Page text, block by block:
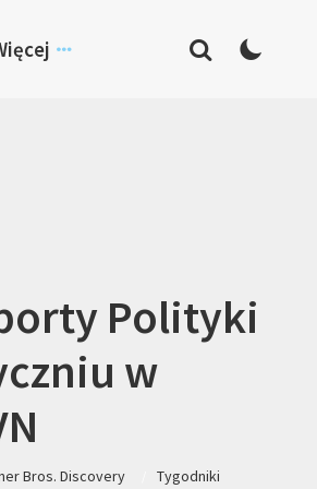
Polityki
w
Bros. Discovery Tygodniki